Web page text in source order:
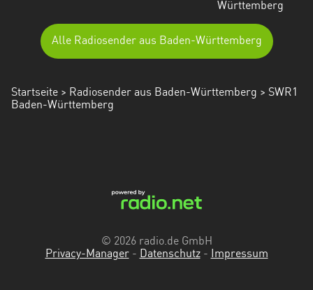
Württemberg
Alle Radiosender aus Baden-Württemberg
Startseite > Radiosender aus Baden-Württemberg > SWR1
Baden-Württemberg
© 2026 radio.de GmbH
Privacy-Manager- Datenschutz- Impressum